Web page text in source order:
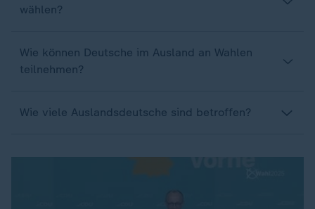
wählen?
Wie können Deutsche im Ausland an Wahlen
teilnehmen?
Wie viele Auslandsdeutsche sind betroffen?